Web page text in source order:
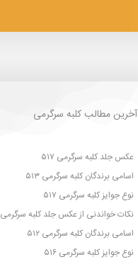
آخرین مطالب کلبه سرگرمی
عکس جلد کلبه سرگرمی ۵۱۷
اسامی برندگان کلبه سرگرمی ۵۱۳
نوع جوایز کلبه سرگرمی ۵۱۷
نکات خواندنی از عکس جلد کلبه سرگرمی ۵۱۶
اسامی برندگان کلبه سرگرمی ۵۱۲
نوع جوایز کلبه سرگرمی ۵۱۶